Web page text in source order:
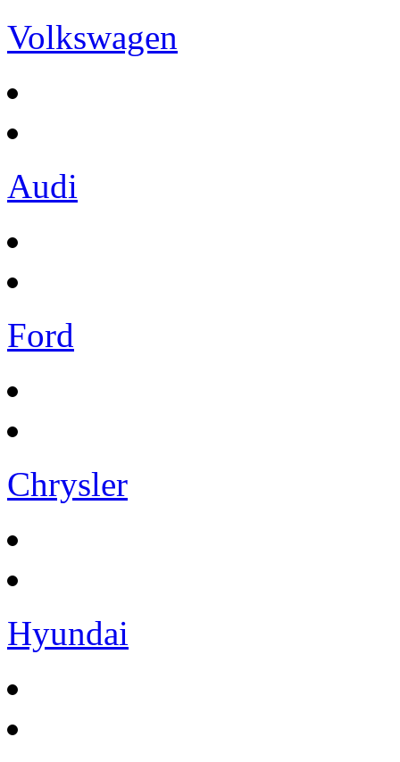
Volkswagen
Audi
Ford
Chrysler
Hyundai